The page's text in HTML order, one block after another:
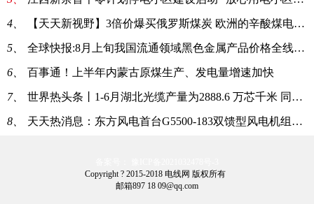
4、 【天天新视野】3倍价爆买俄罗斯煤炭 欧洲的辛酸煤电“回头路”
5、 全球快报:8月上旬我国流通领域黑色金属产品价格全线上涨
6、 百事通！上半年内蒙古原煤生产、发电量增速加快
7、 世界热头条丨1-6月湖北光缆产量为2888.6 万芯千米 同比增长14%
8、 天天热消息：东方风电首台G5500-183双馈型风电机组完成吊装
Copyright ? 2015-2018 电线网 版权所有
邮箱897 18 09@qq.com